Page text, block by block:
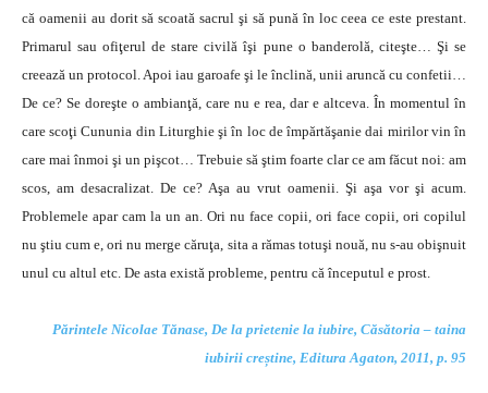
că oamenii au dorit să scoată sacrul şi să pună în loc ceea ce este prestant.
Primarul sau ofiţerul de stare civilă îşi pune o banderolă, citeşte… Şi se
creează un protocol. Apoi iau garoafe şi le înclină, unii aruncă cu confetii…
De ce? Se doreşte o ambianţă, care nu e rea, dar e altceva. În momentul în
care scoţi Cununia din Liturghie şi în loc de împărtăşanie dai mirilor vin în
care mai înmoi şi un pişcot… Trebuie să ştim foarte clar ce am făcut noi: am
scos, am desacralizat. De ce? Aşa au vrut oamenii. Şi aşa vor şi acum.
Problemele apar cam la un an. Ori nu face copii, ori face copii, ori copilul
nu ştiu cum e, ori nu merge căruţa, sita a rămas totuşi nouă, nu s-au obişnuit
unul cu altul etc. De asta există probleme, pentru că începutul e prost.
Părintele Nicolae Tănase, De la prietenie la iubire, Căsătoria – taina
iubirii creștine, Editura Agaton, 2011, p. 95